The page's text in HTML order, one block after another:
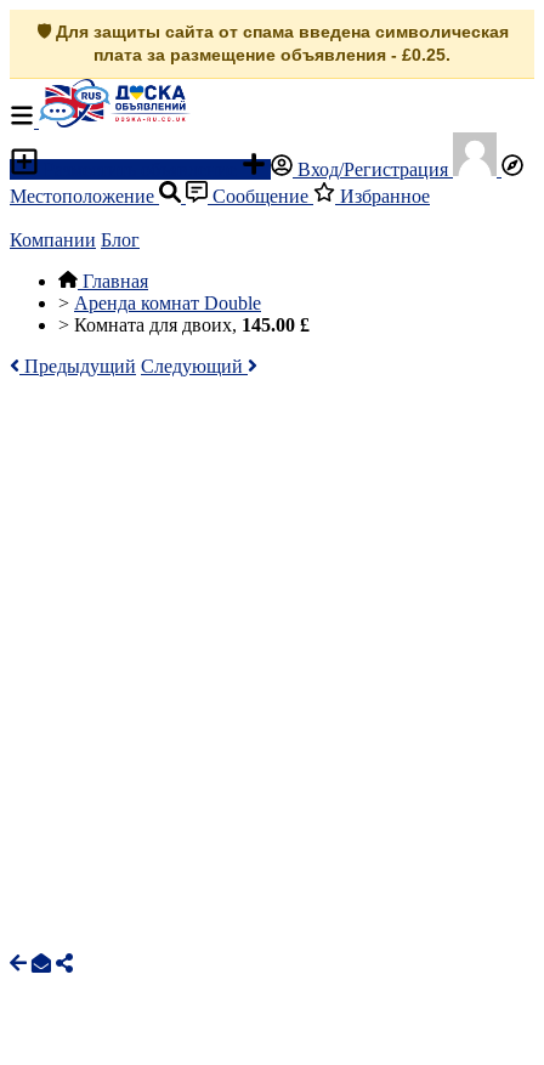
🛡️ Для защиты сайта от спама введена символическая
плата за размещение объявления - £0.25.
Вход/Регистрация
Местоположение
Сообщение Избранное
Компании Блог
Главная
> Аренда комнат Double
> Комната для двоих, 145.00 £
Предыдущий Следующий